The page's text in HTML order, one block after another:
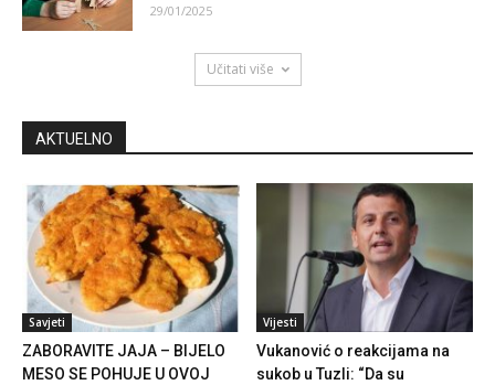
29/01/2025
Učitati više
AKTUELNO
Savjeti
ZABORAVITE JAJA – BIJELO
MESO SE POHUJE U OVOJ
Vijesti
Vukanović o reakcijama na
sukob u Tuzli: “Da su